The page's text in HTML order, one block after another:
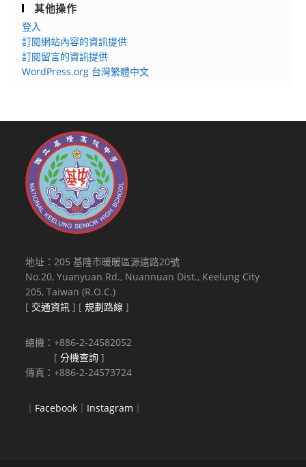
其他操作
登入
訂閱網站內容的資訊提供
訂閱留言的資訊提供
WordPress.org 台灣繁體中文
地址：205 基隆市暖暖區源遠路20號
No.20, Yuanyuan Rd., Nuannuan Dist., Keelung City
205, Taiwan (R.O.C.)
[ 交通資訊 ] [規劃路線 ]
總機：+886-2-24582052
[分機查詢 ]
傳真：+886-2-24573724
｜ Facebook ｜ Instagram ｜